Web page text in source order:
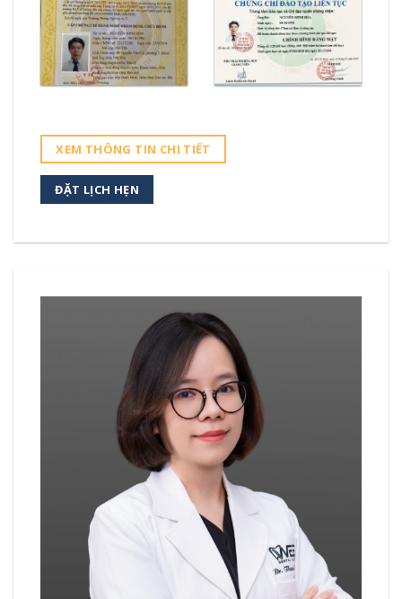
XEM THÔNG TIN CHI TIẾT
ĐẶT LỊCH HẸN